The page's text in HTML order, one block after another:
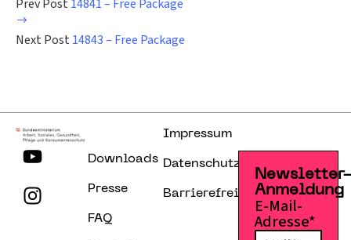
Prev Post 14841 – Free Package
Next Post 14843 – Free Package
Downloads
Presse
FAQ
Impressum
Datenschutzerklärung
Barrierefreiheitserklärung
Anmeldung
E-Mail-
Adresse*